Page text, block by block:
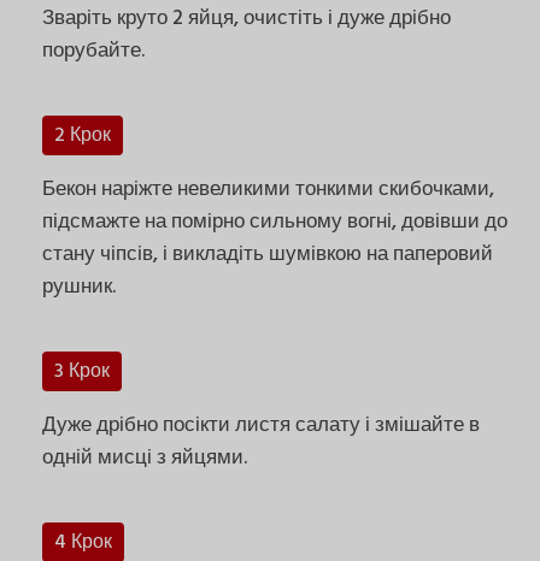
Зваріть круто 2 яйця, очистіть і дуже дрібно
порубайте.
2 Крок
Бекон наріжте невеликими тонкими скибочками,
підсмажте на помірно сильному вогні, довівши до
стану чіпсів, і викладіть шумівкою на паперовий
рушник.
3 Крок
Дуже дрібно посікти листя салату і змішайте в
одній мисці з яйцями.
4 Крок